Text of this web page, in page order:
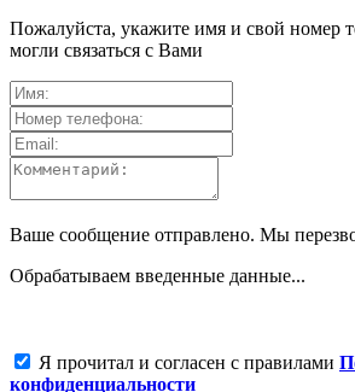
Пожалуйста, укажите имя и свой номер
могли связаться с Вами
Ваше сообщение отправлено. Мы
Обрабатываем введенные данные...
Я прочитал и согласен с правилами
конфиденциальности